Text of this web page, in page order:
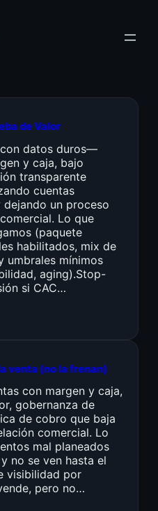
de Valor
datos duros—
y caja, bajo
transparente
cuentas
un proceso
Lo que
(paquete
habilitados, mix de
umbrales mínimos
aging).Stop-
si CAC…
venta (no la frenan)
con margen y caja,
gobernanza de
de cobro que baja
comercial. Lo
mal planeados
no se ven hasta el
visibilidad por
pero no…